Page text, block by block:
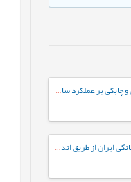
تأثیر ظرفیت جذب دانش، ذهن آگاهی و چابکی بر عملکرد سازمان با تأکید برنقش میانجی نوآوری مدل کسب و کار (مورد مطالعه: شرکت های کوچک و متوسط استان کردستان)
ارزیابی تاثیر فساد بر سودآوری نظام بانکی ایران از طریق اندازه گیری مولفه های داخلی بانک